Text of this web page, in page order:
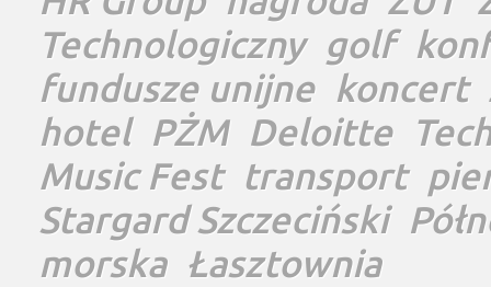
Technologiczny golf
fundusze unijne koncert
hotel PŻM Deloitte
Music Fest transport
Stargard Szczeciński
morska Łasztownia